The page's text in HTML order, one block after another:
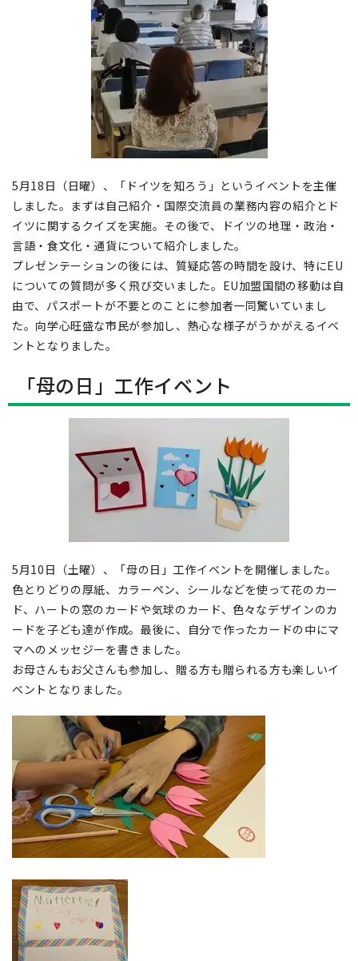
5月18日（日曜）、「ドイツを知ろう」というイベントを主催
しました。まずは自己紹介・国際交流員の業務内容の紹介とド
イツに関するクイズを実施。その後で、ドイツの地理・政治・
言語・食文化・通貨について紹介しました。
プレゼンテーションの後には、質疑応答の時間を設け、特にEU
についての質問が多く飛び交いました。EU加盟国間の移動は自
由で、パスポートが不要とのことに参加者一同驚いていまし
た。向学心旺盛な市民が参加し、熱心な様子がうかがえるイベ
ントとなりました。
「母の日」工作イベント
5月10日（土曜）、「母の日」工作イベントを開催しました。
色とりどりの厚紙、カラーペン、シールなどを使って花のカー
ド、ハートの窓のカードや気球のカード、色々なデザインのカ
ードを子ども達が作成。最後に、自分で作ったカードの中にマ
マへのメッセジーを書きました。
お母さんもお父さんも参加し、贈る方も贈られる方も楽しいイ
ベントとなりました。